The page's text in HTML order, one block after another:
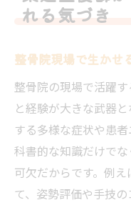
整骨院経営
れる気づき
整骨院現場で生かせ
整骨院の現場で活躍
と経験が大きな武器
する多様な症状や患
科書的な知識だけで
可欠だからです。例
て、姿勢評価や手技の